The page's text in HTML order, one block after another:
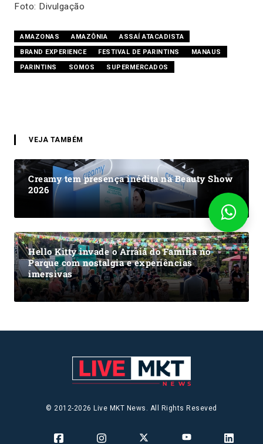
Foto: Divulgação
AMAZONAS AMAZÔNIA
ASSAÍ ATACADISTA
BRAND EXPERIENCE
FESTIVAL DE PARINTINS
MANAUS
PARINTINS
SOMOS SUPERMERCADOS
VEJA TAMBÉM
Creamy tem presença inédita na Beauty Show
2026
Hello Kitty invade o Arraiá do Família no
Parque com nostalgia e experiências
imersivas
© 2012-2026 Live MKT News. All Rights Reseved